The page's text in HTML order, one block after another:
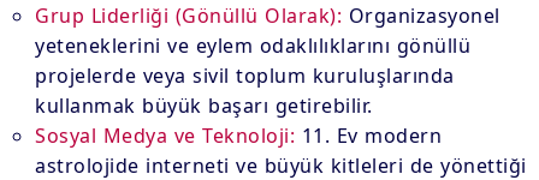
Grup Liderliği (Gönüllü Olarak): Organizasyonel
yeteneklerini ve eylem odaklılıklarını gönüllü
projelerde veya sivil toplum kuruluşlarında
kullanmak büyük başarı getirebilir.
Sosyal Medya ve Teknoloji: 11. Ev modern
astrolojide interneti ve büyük kitleleri de yönettiği